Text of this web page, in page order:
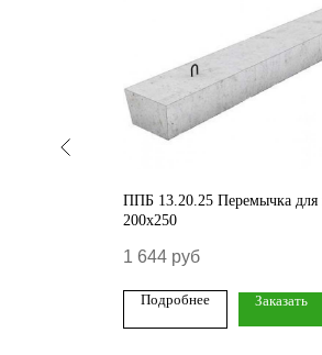
ППБ 13.20.25 Перемычка для
200х250
1 644 руб
Подробнее Заказать